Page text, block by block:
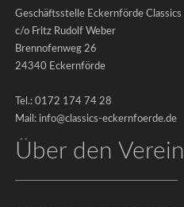
Rückblick
&
Fotogalerien
2022
Classics
Classics
2017
Geschäftsstelle Eckernförde Classics
c/o Fritz Rudolf Weber
Brennofenweg 26
24340 Eckernförde
Tel.: 0172 174 74 28
Mail: info@classics-eckernfoerde.de
Über den Verein